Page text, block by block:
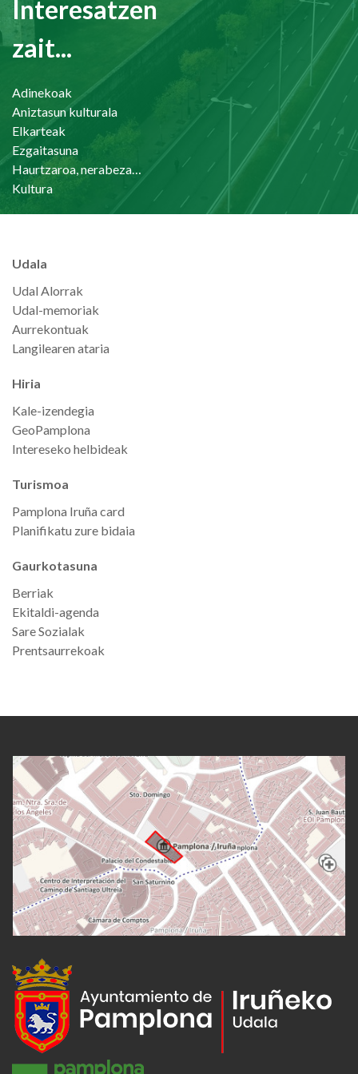
Interesatzen
zait...
Adinekoak
Aniztasun kulturala
Elkarteak
Ezgaitasuna
Haurtzaroa, nerabezaroa eta familia
Kultura
Udala
Udal Alorrak
Udal-memoriak
Aurrekontuak
Langilearen ataria
Hiria
Kale-izendegia
GeoPamplona
Intereseko helbideak
Turismoa
Pamplona Iruña card
Planifikatu zure bidaia
Gaurkotasuna
Berriak
Ekitaldi-agenda
Sare Sozialak
Prentsaurrekoak